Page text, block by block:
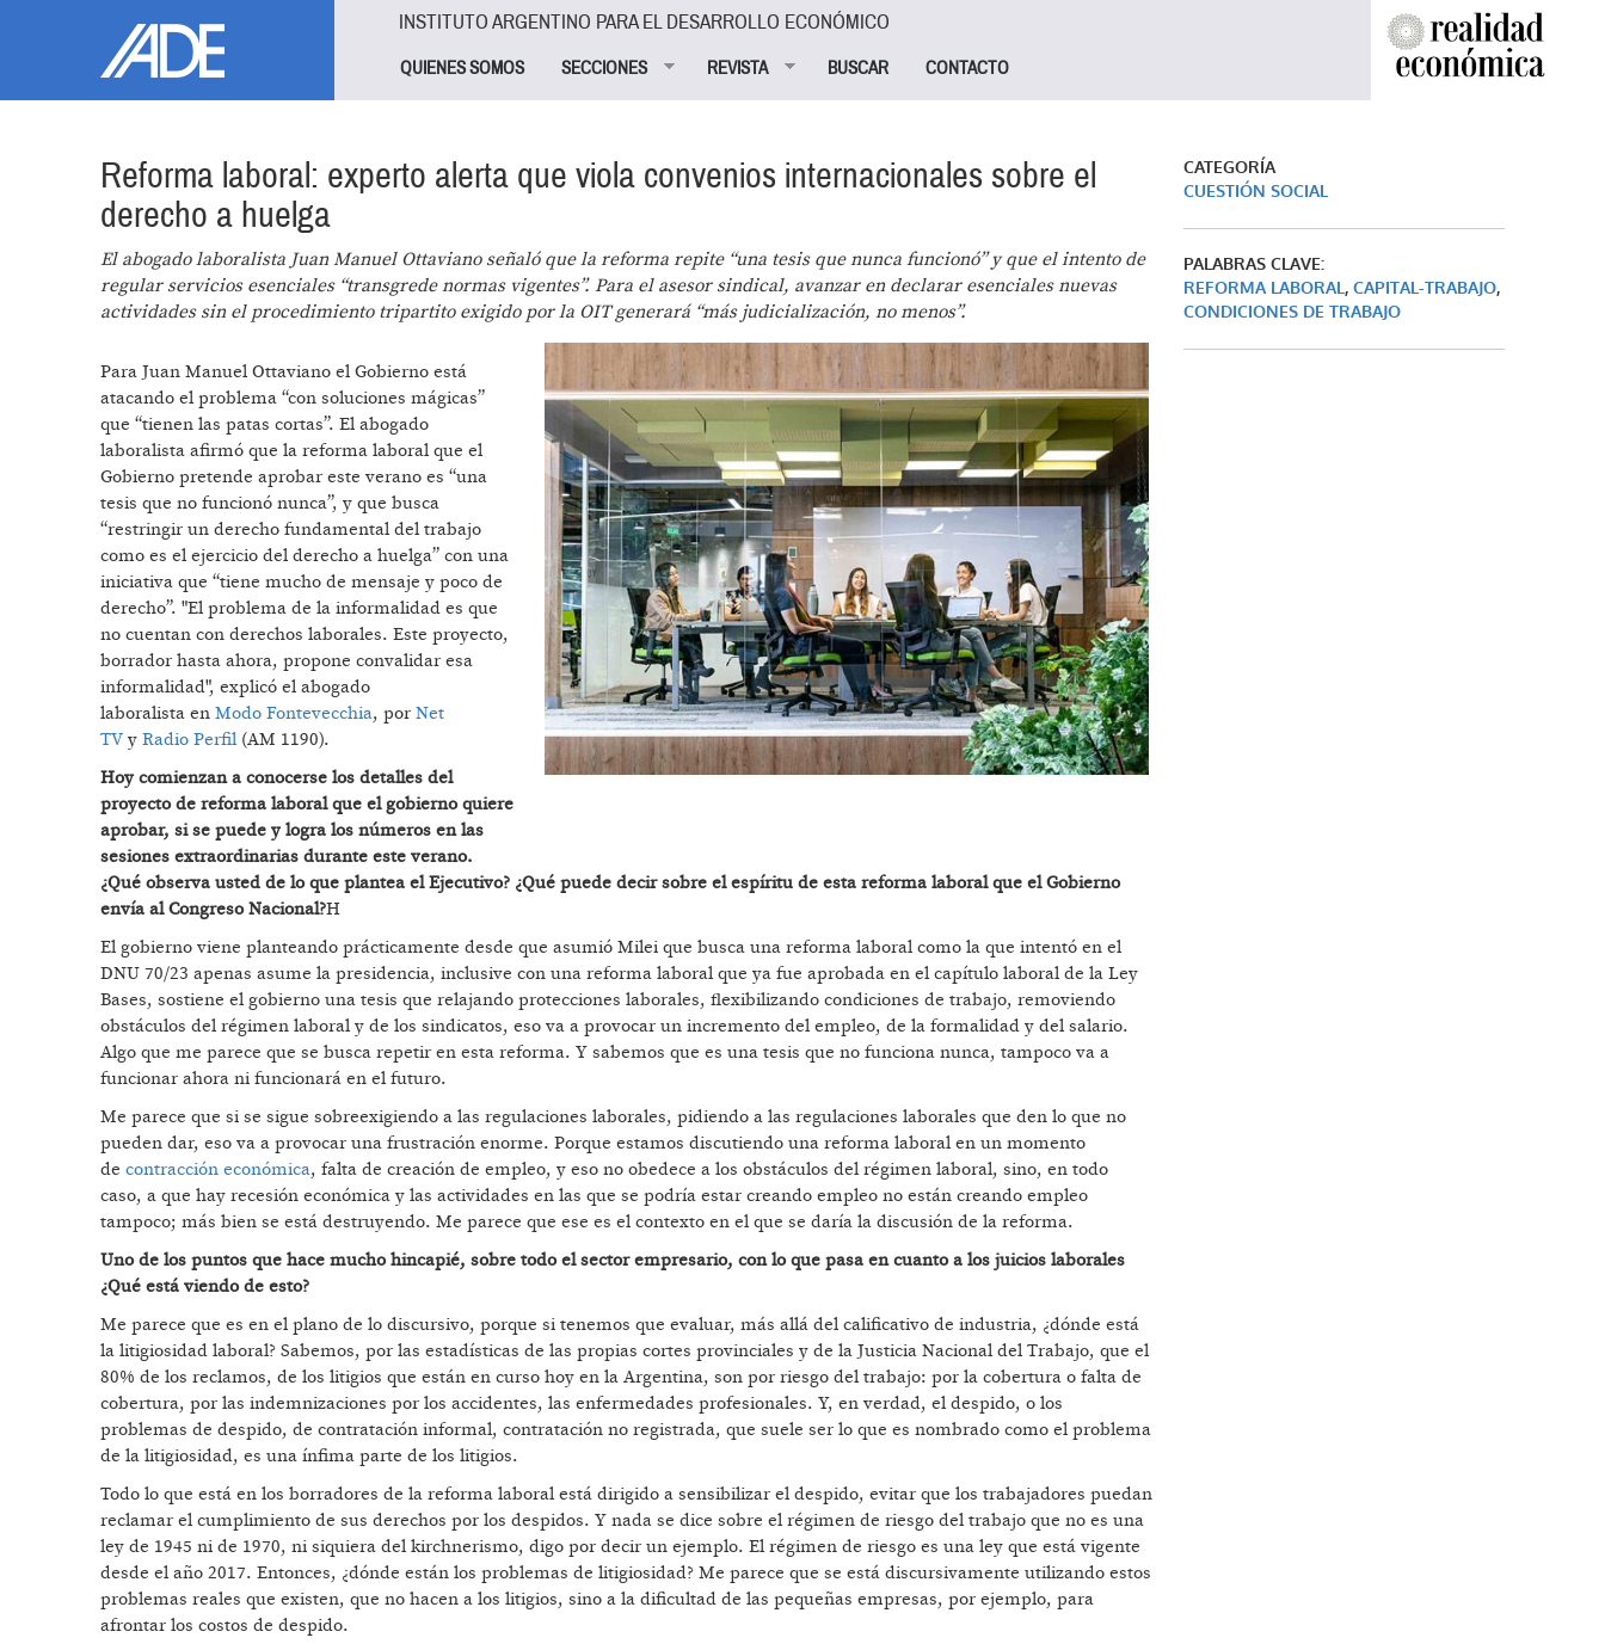
INSTITUTO ARGENTINO PARA EL DESARROLLO ECONÓMICO
QUIENES SOMOS SECCIONES REVISTA BUSCAR CONTACTO
Reforma laboral: experto alerta que viola convenios internacionales sobre el
derecho a huelga
El abogado laboralista Juan Manuel Ottaviano señaló que la reforma repite “una tesis que nunca funcionó” y que el intento de
regular servicios esenciales “transgrede normas vigentes”. Para el asesor sindical, avanzar en declarar esenciales nuevas
actividades sin el procedimiento tripartito exigido por la OIT generará “más judicialización, no menos”.
Para Juan Manuel Ottaviano el Gobierno está
atacando el problema “con soluciones mágicas”
que “tienen las patas cortas”. El abogado
laboralista afirmó que la reforma laboral que el
Gobierno pretende aprobar este verano es “una
tesis que no funcionó nunca”, y que busca
“restringir un derecho fundamental del trabajo
como es el ejercicio del derecho a huelga” con una
iniciativa que “tiene mucho de mensaje y poco de
derecho”. "El problema de la informalidad es que
no cuentan con derechos laborales. Este proyecto,
borrador hasta ahora, propone convalidar esa
informalidad", explicó el abogado
laboralista en Modo Fontevecchia, por Net
TV y Radio Perfil (AM 1190).
Hoy comienzan a conocerse los detalles del
proyecto de reforma laboral que el gobierno quiere
aprobar, si se puede y logra los números en las
sesiones extraordinarias durante este verano.
¿Qué observa usted de lo que plantea el Ejecutivo? ¿Qué puede decir sobre el espíritu de esta reforma laboral que el Gobierno
envía al Congreso Nacional?H
El gobierno viene planteando prácticamente desde que asumió Milei que busca una reforma laboral como la que intentó en el
DNU 70/23 apenas asume la presidencia, inclusive con una reforma laboral que ya fue aprobada en el capítulo laboral de la Ley
Bases, sostiene el gobierno una tesis que relajando protecciones laborales, flexibilizando condiciones de trabajo, removiendo
obstáculos del régimen laboral y de los sindicatos, eso va a provocar un incremento del empleo, de la formalidad y del salario.
Algo que me parece que se busca repetir en esta reforma. Y sabemos que es una tesis que no funciona nunca, tampoco va a
funcionar ahora ni funcionará en el futuro.
Me parece que si se sigue sobreexigiendo a las regulaciones laborales, pidiendo a las regulaciones laborales que den lo que no
pueden dar, eso va a provocar una frustración enorme. Porque estamos discutiendo una reforma laboral en un momento
de contracción económica, falta de creación de empleo, y eso no obedece a los obstáculos del régimen laboral, sino, en todo
caso, a que hay recesión económica y las actividades en las que se podría estar creando empleo no están creando empleo
tampoco; más bien se está destruyendo. Me parece que ese es el contexto en el que se daría la discusión de la reforma.
Uno de los puntos que hace mucho hincapié, sobre todo el sector empresario, con lo que pasa en cuanto a los juicios laborales
¿Qué está viendo de esto?
Me parece que es en el plano de lo discursivo, porque si tenemos que evaluar, más allá del calificativo de industria, ¿dónde está
la litigiosidad laboral? Sabemos, por las estadísticas de las propias cortes provinciales y de la Justicia Nacional del Trabajo, que el
80% de los reclamos, de los litigios que están en curso hoy en la Argentina, son por riesgo del trabajo: por la cobertura o falta de
cobertura, por las indemnizaciones por los accidentes, las enfermedades profesionales. Y, en verdad, el despido, o los
problemas de despido, de contratación informal, contratación no registrada, que suele ser lo que es nombrado como el problema
de la litigiosidad, es una ínfima parte de los litigios.
Todo lo que está en los borradores de la reforma laboral está dirigido a sensibilizar el despido, evitar que los trabajadores puedan
reclamar el cumplimiento de sus derechos por los despidos. Y nada se dice sobre el régimen de riesgo del trabajo que no es una
ley de 1945 ni de 1970, ni siquiera del kirchnerismo, digo por decir un ejemplo. El régimen de riesgo es una ley que está vigente
desde el año 2017. Entonces, ¿dónde están los problemas de litigiosidad? Me parece que se está discursivamente utilizando estos
problemas reales que existen, que no hacen a los litigios, sino a la dificultad de las pequeñas empresas, por ejemplo, para
afrontar los costos de despido.
CATEGORÍA
CUESTIÓN SOCIAL
PALABRAS CLAVE:
REFORMA LABORAL, CAPITAL-TRABAJO,
CONDICIONES DE TRABAJO